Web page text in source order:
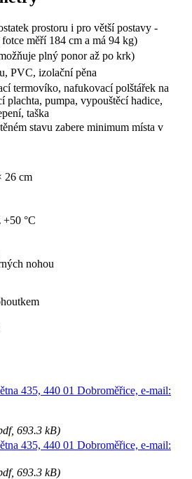
prostoru i pro větší postavy -
měří 184 cm a má 94 kg)
plný ponor až po krk)
PVC, izolační pěna
termovíko, nafukovací polštářek na
plachta, pumpa, vypouštěcí hadice,
taška
stavu zabere minimum místa v
26 cm
+50 °C
nohou
435, 440 01 Dobroměřice, e-mail:
, 693.3 kB)
435, 440 01 Dobroměřice, e-mail:
, 693.3 kB)